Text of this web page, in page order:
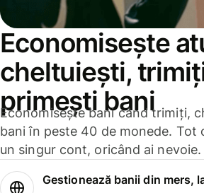
Economisește
cheltuiești,
primești bani
Economisește bani când trimiți,
bani în peste 40 de monede. Tot
un singur cont, oricând ai nevoie.
Gestionează banii din mers,